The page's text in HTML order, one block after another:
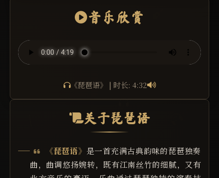
音乐欣赏
《琵琶语》 | 时长: 4:32
关于琵琶语
《琵琶语》 是一首充满古典韵味的琵琶独奏
曲，曲调悠扬婉转，既有江南丝竹的细腻，又有